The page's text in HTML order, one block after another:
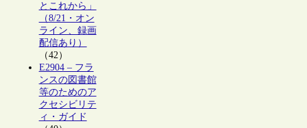
とこれから」
（8/21・オン
ライン、録画
配信あり）
（42）
E2904 – フラ
ンスの図書館
等のためのア
クセシビリテ
ィ・ガイド